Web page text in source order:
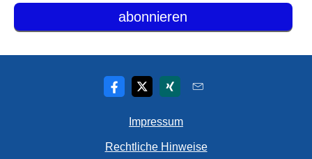
Impressum
Rechtliche Hinweise